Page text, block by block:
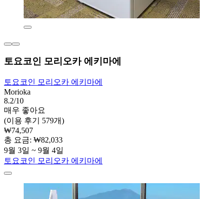
토요코인 모리오카 에키마에
토요코인 모리오카 에키마에
Morioka
8.2/10
매우 좋아요
(이용 후기 579개)
₩74,507
총 요금: ₩82,033
9월 3일 ~ 9월 4일
토요코인 모리오카 에키마에